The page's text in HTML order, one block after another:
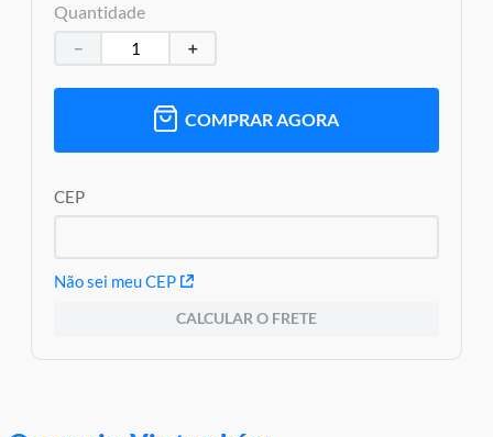
Idade Indicada: 7+
Peso Aproximado: 0,260kg
Código de Barras: 0195166268286
e o produto Imagens meramente ilustrativas
03 Meses Contra Defeito De Fabrica
Quantidade
＋
－
COMPRAR AGORA
CEP
Não sei meu CEP
CALCULAR O FRETE